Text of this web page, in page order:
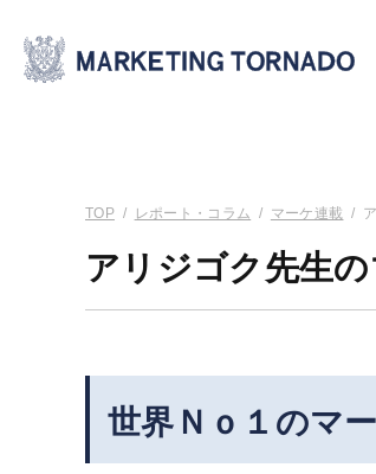
TOP/ レポート・コラム / マーケ連載 /
アリジゴク先生
世界Ｎｏ１のマ